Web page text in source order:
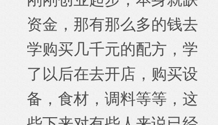
资金，那有那么多的钱去
学购买几千元的配方，学
了以后在去开店，购买设
备，食材，调料等等，这